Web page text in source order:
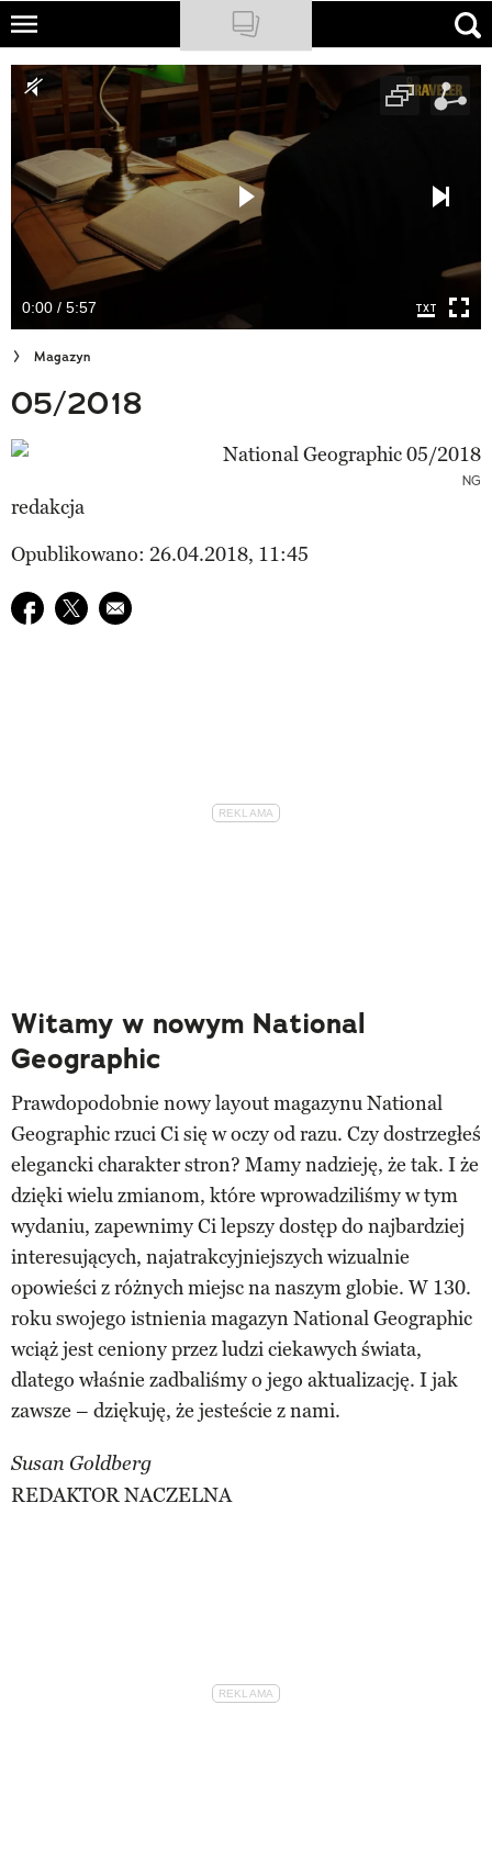
Skip
main
content
NATIONAL GEOGRAPHIC
TRAVELER
PODCASTY
Sklep
Newsletter
Cuda Polski
Wielki Konkurs Fotograficzny
Trendbook Podróżniczy
Polecane
0:00 / 5:57
Magazyn
05/2018
NG
redakcja
Opublikowano: 26.04.2018, 11:45
Udostępnij na facebook
Udostępnij na twitter
E-mail do przyjaciela
Witamy w nowym National
Geographic
Prawdopodobnie nowy layout magazynu National
Geographic rzuci Ci się w oczy od razu. Czy dostrzegłeś
elegancki charakter stron? Mamy nadzieję, że tak. I że
dzięki wielu zmianom, które wprowadziliśmy w tym
wydaniu, zapewnimy Ci lepszy dostęp do najbardziej
interesujących, najatrakcyjniejszych wizualnie
opowieści z różnych miejsc na naszym globie. W 130.
roku swojego istnienia magazyn National Geographic
wciąż jest ceniony przez ludzi ciekawych świata,
dlatego właśnie zadbaliśmy o jego aktualizację. I jak
zawsze – dziękuję, że jesteście z nami.
Susan Goldberg
REDAKTOR NACZELNA